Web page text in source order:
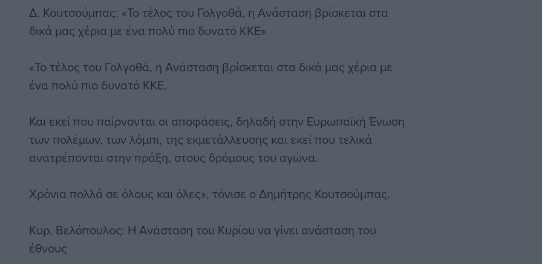
Δ. Κουτσούμπας: «Το τέλος του Γολγοθά, η Ανάσταση βρίσκεται στα
δικά μας χέρια με ένα πολύ πιο δυνατό ΚΚΕ»
«Το τέλος του Γολγοθά, η Ανάσταση βρίσκεται στα δικά μας χέρια με
ένα πολύ πιο δυνατό ΚΚΕ.
Και εκεί που παίρνονται οι αποφάσεις, δηλαδή στην Ευρωπαϊκή Ένωση
των πολέμων, των λόμπι, της εκμετάλλευσης και εκεί που τελικά
ανατρέπονται στην πράξη, στους δρόμους του αγώνα.
Χρόνια πολλά σε όλους και όλες», τόνισε ο Δημήτρης Κουτσούμπας.
Κυρ. Βελόπουλος: Η Ανάσταση του Κυρίου να γίνει ανάσταση του
έθνους